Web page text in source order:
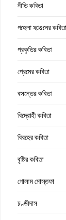
নীতি কবিতা
পহেলা ফাল্গুনের কবিতা
প্রকৃতির কবিতা
প্রেমের কবিতা
বসন্তের কবিতা
বিদ্রোহী কবিতা
বিরহের কবিতা
বৃষ্টির কবিতা
গোলাম মোস্তফা
চণ্ডীদাস